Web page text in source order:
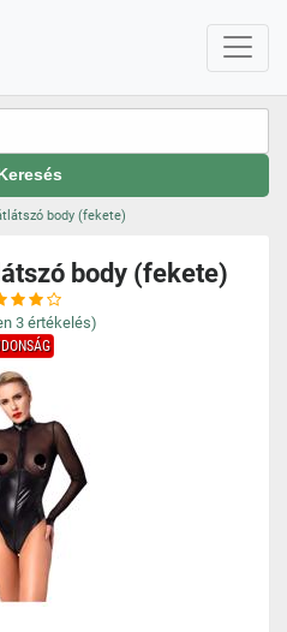
Keresés
body (fekete)
body (fekete)
3 értékelés)